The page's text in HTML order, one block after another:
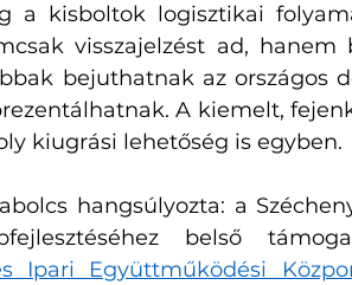
a kisboltok logisztikai
visszajelzést ad,
bejuthatnak az országos
A kiemelt,
kiugrási lehetőség is egyben.
hangsúlyozta: a
Ipari Együttműködési